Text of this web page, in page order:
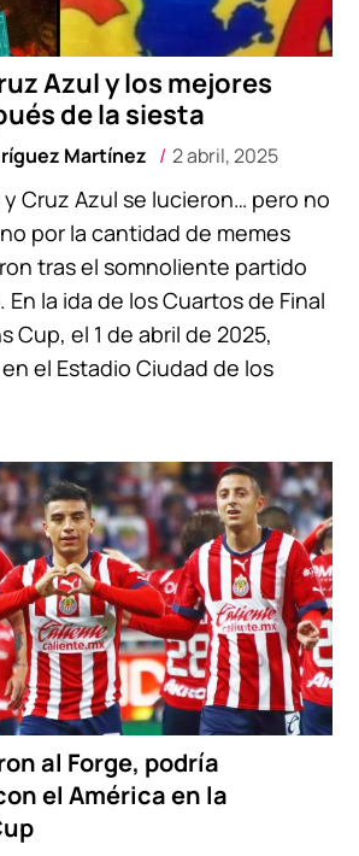
Azul y los mejores
de la siesta
Martínez 2 abril, 2025
y Cruz Azul se lucieron… pero no
por la cantidad de memes
tras el somnoliente partido
la ida de los Cuartos de Final
Cup, el 1 de abril de 2025,
el Estadio Ciudad de los
al Forge, podría
el América en la